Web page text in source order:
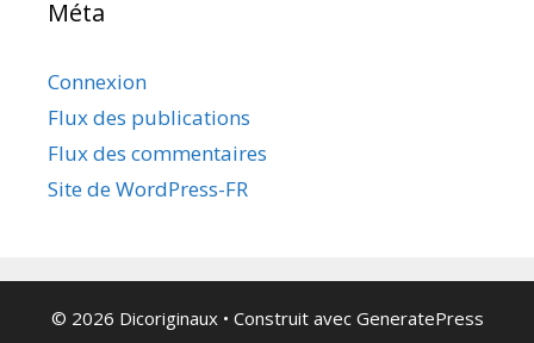
Méta
Connexion
Flux des publications
Flux des commentaires
Site de WordPress-FR
© 2026 Dicoriginaux• Construit avec GeneratePress